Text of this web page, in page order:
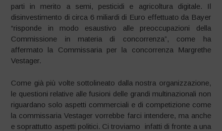
parti in merito a semi, pesticidi e agricoltura digitale. Il
disinvestimento di circa 6 miliardi di Euro effettuato da Bayer
“risponde in modo esaustivo alle preoccupazioni della
Commissione in materia di concorrenza”, come ha
affermato la Commissaria per la concorrenza Margrethe
Vestager.
Come già più volte sottolineato dalla nostra organizzazione,
le questioni relative alle fusioni delle grandi multinazionali non
riguardano solo aspetti commerciali e di competizione come
la commissaria Vestager vorrebbe farci intendere, ma anche
e soprattutto aspetti politici. Ci troviamo infatti di fronte a una